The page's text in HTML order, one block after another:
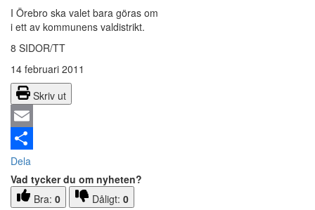
I Örebro ska valet bara göras om
i ett av kommunens valdistrikt.
8 SIDOR/TT
14 februari 2011
Skriv ut
Email
Dela
Vad tycker du om nyheten?
Bra: 0 Dåligt: 0